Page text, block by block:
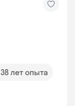
38 лет опыта